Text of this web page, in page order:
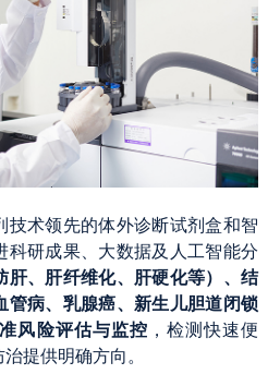
术领先的体外诊断试剂盒和智
研成果、大数据及人工智能分
肝、肝纤维化、肝硬化等）、结
病、乳腺癌、新生儿胆道闭锁
风险评估与监控 ，检测快速便
提供明确方向。